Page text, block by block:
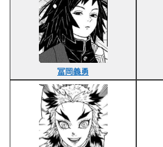
冨岡義勇